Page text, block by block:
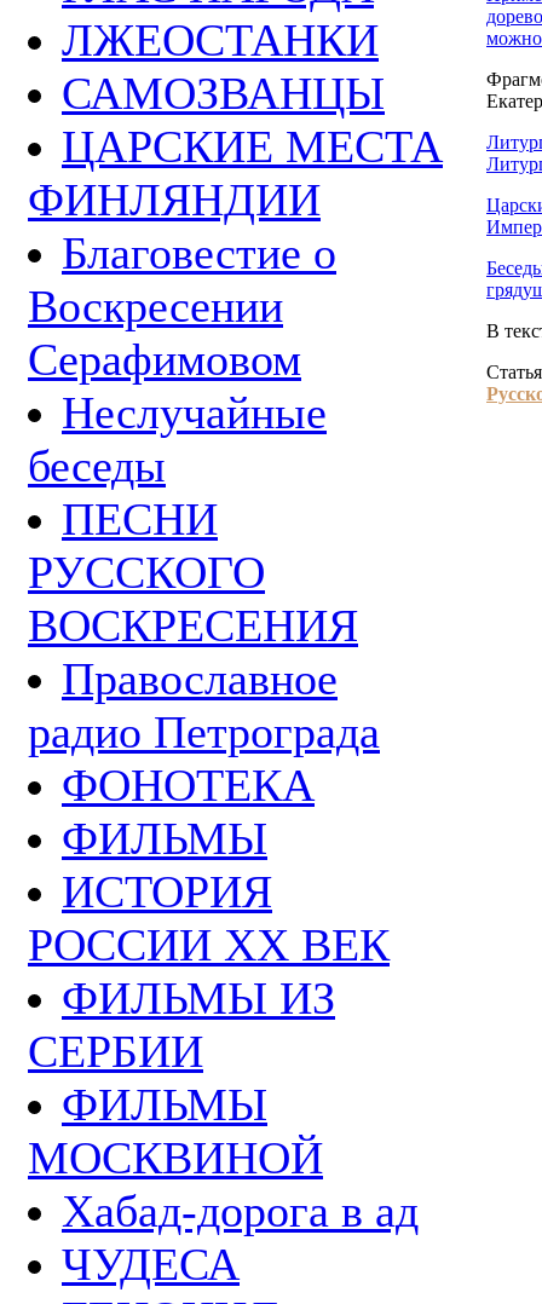
ЛЖЕОСТАНКИ
САМОЗВАНЦЫ
ЦАРСКИЕ МЕСТА
ФИНЛЯНДИИ
Благовестие о
Воскресении
Серафимовом
Неслучайные
беседы
ПЕСНИ
РУССКОГО
ВОСКРЕСЕНИЯ
Православное
радио Петрограда
ФОНОТЕКА
ФИЛЬМЫ
ИСТОРИЯ
РОССИИ ХХ ВЕК
ФИЛЬМЫ ИЗ
СЕРБИИ
ФИЛЬМЫ
МОСКВИНОЙ
Хабад-дорога в ад
ЧУДЕСА
можно
В